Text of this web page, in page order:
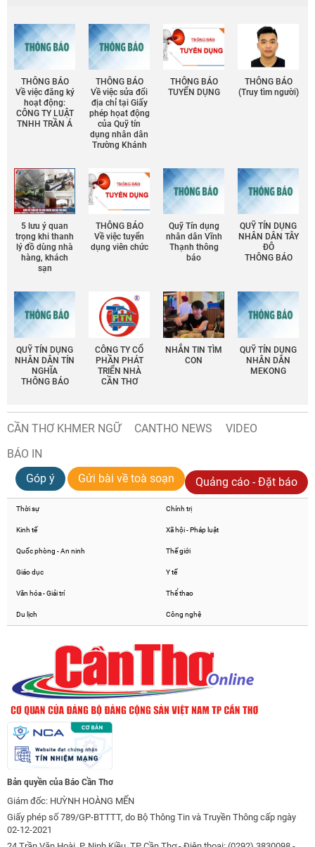
THÔNG BÁO
Về việc đăng ký
hoạt động:
CÔNG TY LUẬT
TNHH TRẦN Á
THÔNG BÁO
Về việc sửa đổi
địa chỉ tại Giấy
phép họat động
của Quỹ tín
dụng nhân dân
Trường Khánh
THÔNG BÁO
TUYỂN DỤNG
THÔNG BÁO
(Truy tìm người)
5 lưu ý quan
trọng khi thanh
lý đồ dùng nhà
hàng, khách
sạn
THÔNG BÁO
Về việc tuyển
dụng viên chức
Quỹ Tín dụng
nhân dân Vĩnh
Thạnh thông
báo
QUỸ TÍN DỤNG
NHÂN DÂN TÂY
ĐÔ
THÔNG BÁO
QUỸ TÍN DỤNG
NHÂN DÂN TÍN
NGHĨA
THÔNG BÁO
CÔNG TY CỔ
PHẦN PHÁT
TRIỂN NHÀ
CẦN THƠ
NHẮN TIN TÌM
CON
QUỸ TÍN DỤNG
NHÂN DÂN
MEKONG
CẦN THƠ KHMER NGỮ CANTHO NEWS
VIDEO
BÁO IN
Góp ý
Gửi bài về toà soạn Quảng cáo - Đặt báo
Thời sự Chính trị
Kinh tế Xã hội - Pháp luật
Quốc phòng - An ninh Thế giới
Giáo dục Y tế
Văn hóa - Giải trí Thể thao
Du lịch Công nghệ
Bản quyền của Báo Cần Thơ
Giám đốc: HUỲNH HOÀNG MẾN
Giấy phép số 789/GP-BTTTT, do Bộ Thông Tin và Truyền Thông cấp ngày
02-12-2021